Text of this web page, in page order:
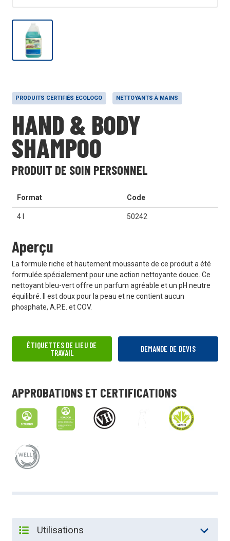
PRODUITS CERTIFIÉS ECOLOGO NETTOYANTS À MAINS
HAND & BODY
SHAMPOO
PRODUIT DE SOIN PERSONNEL
Format Code
4 l 50242
Aperçu
La formule riche et hautement moussante de ce produit a été
formulée spécialement pour une action nettoyante douce. Ce
nettoyant bleu-vert offre un parfum agréable et un pH neutre
équilibré. Il est doux pour la peau et ne contient aucun
phosphate, A.P.E. et COV.
ÉTIQUETTES DE LIEU DE
TRAVAIL
DEMANDE DE DEVIS
APPROBATIONS ET CERTIFICATIONS